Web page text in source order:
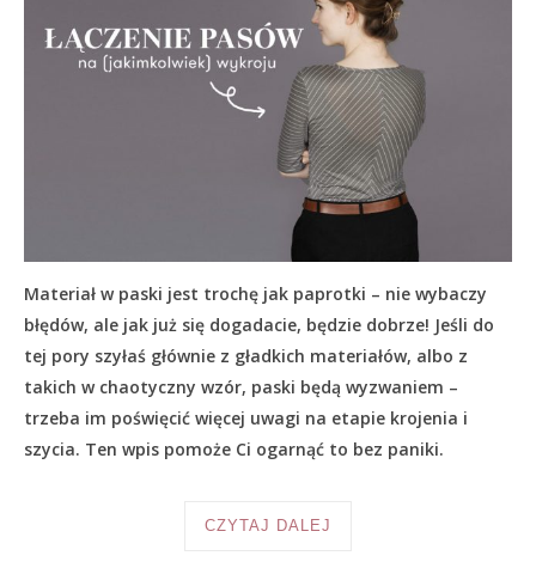
Materiał w paski jest trochę jak paprotki – nie wybaczy
błędów, ale jak już się dogadacie, będzie dobrze! Jeśli do
tej pory szyłaś głównie z gładkich materiałów, albo z
takich w chaotyczny wzór, paski będą wyzwaniem –
trzeba im poświęcić więcej uwagi na etapie krojenia i
szycia. Ten wpis pomoże Ci ogarnąć to bez paniki.
CZYTAJ DALEJ